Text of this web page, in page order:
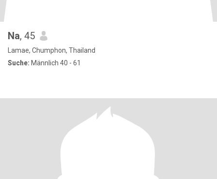
Na, 45
Lamae, Chumphon, Thailand
Suche: Männlich 40 - 61